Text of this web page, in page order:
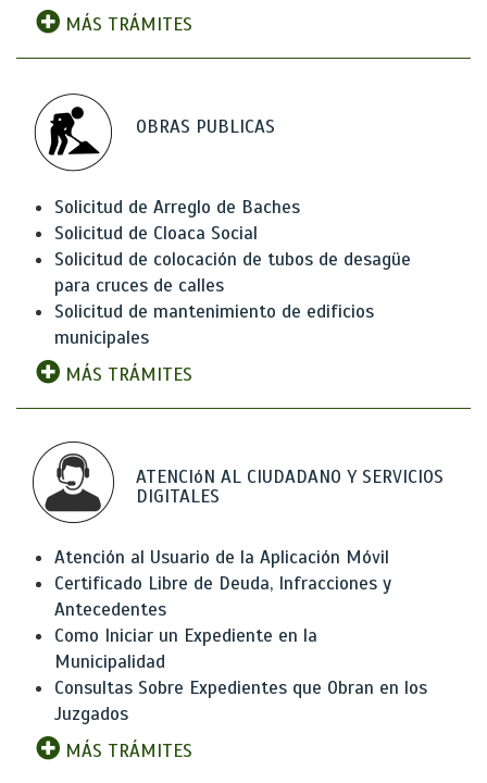
MÁS TRÁMITES
OBRAS PUBLICAS
Solicitud de Arreglo de Baches
Solicitud de Cloaca Social
Solicitud de colocación de tubos de desagüe
para cruces de calles
Solicitud de mantenimiento de edificios
municipales
MÁS TRÁMITES
ATENCIóN AL CIUDADANO Y SERVICIOS
DIGITALES
Atención al Usuario de la Aplicación Móvil
Certificado Libre de Deuda, Infracciones y
Antecedentes
Como Iniciar un Expediente en la
Municipalidad
Consultas Sobre Expedientes que Obran en los
Juzgados
MÁS TRÁMITES